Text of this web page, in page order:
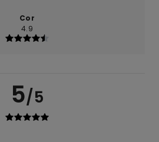
Cor
4.9
5/5